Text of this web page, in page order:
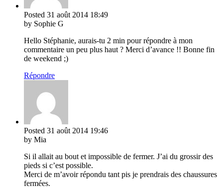
Posted 31 août 2014 18:49
by Sophie G
Hello Stéphanie, aurais-tu 2 min pour répondre à mon
commentaire un peu plus haut ? Merci d’avance !! Bonne fin
de weekend ;)
Répondre
Posted 31 août 2014 19:46
by Mia
Si il allait au bout et impossible de fermer. J’ai du grossir des
pieds si c’est possible.
Merci de m’avoir répondu tant pis je prendrais des chaussures
fermées.